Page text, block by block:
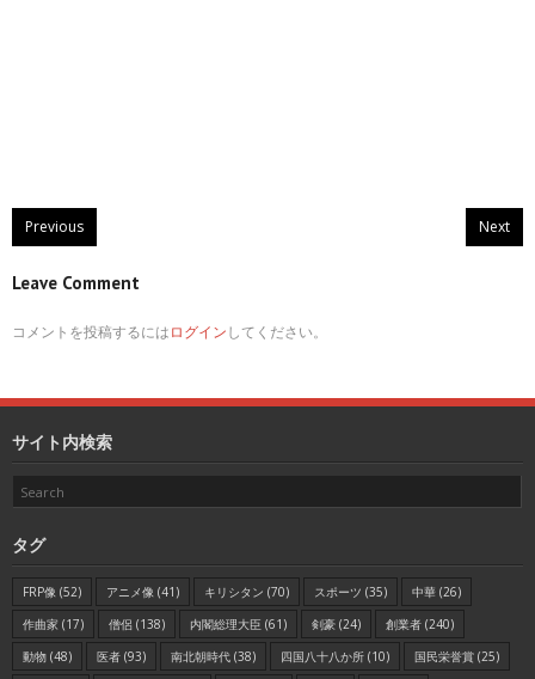
Previous Next
Leave Comment
コメントを投稿するにはログインしてください。
サイト内検索
タグ
FRP像 (52) アニメ像 (41) キリシタン (70) スポーツ (35) 中華 (26)
作曲家 (17) 僧侶 (138) 内閣総理大臣 (61) 剣豪 (24) 創業者 (240)
動物 (48) 医者 (93) 南北朝時代 (38) 四国八十八か所 (10) 国民栄誉賞 (25)